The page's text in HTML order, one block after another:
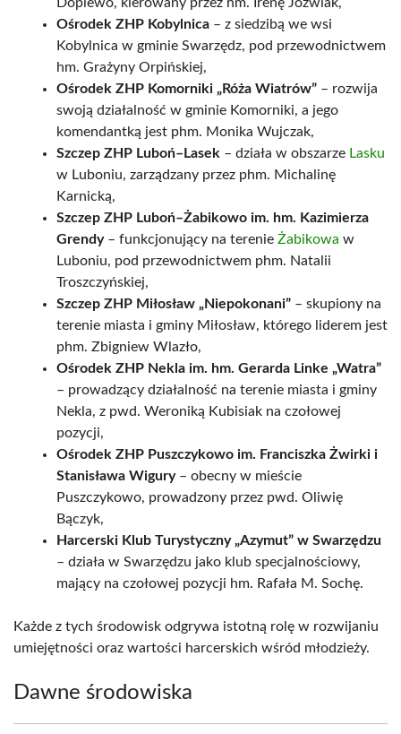
Ośrodek ZHP Kobylnica – z siedzibą we wsi
Kobylnica w gminie Swarzędz, pod przewodnictwem
hm. Grażyny Orpińskiej,
Ośrodek ZHP Komorniki „Róża Wiatrów” – rozwija
swoją działalność w gminie Komorniki, a jego
komendantką jest phm. Monika Wujczak,
Szczep ZHP Luboń–Lasek – działa w obszarze Lasku
w Luboniu, zarządzany przez phm. Michalinę
Karnicką,
Szczep ZHP Luboń–Żabikowo im. hm. Kazimierza
Grendy– funkcjonujący na terenie Żabikowa w
Luboniu, pod przewodnictwem phm. Natalii
Troszczyńskiej,
Szczep ZHP Miłosław „Niepokonani” – skupiony na
terenie miasta i gminy Miłosław, którego liderem jest
phm. Zbigniew Wlazło,
Ośrodek ZHP Nekla im. hm. Gerarda Linke „Watra”
– prowadzący działalność na terenie miasta i gminy
Nekla, z pwd. Weroniką Kubisiak na czołowej
pozycji,
Ośrodek ZHP Puszczykowo im. Franciszka Żwirki i
Stanisława Wigury– obecny w mieście
Puszczykowo, prowadzony przez pwd. Oliwię
Bączyk,
Harcerski Klub Turystyczny „Azymut” w Swarzędzu
– działa w Swarzędzu jako klub specjalnościowy,
mający na czołowej pozycji hm. Rafała M. Sochę.
Każde z tych środowisk odgrywa istotną rolę w rozwijaniu
umiejętności oraz wartości harcerskich wśród młodzieży.
Dawne środowiska